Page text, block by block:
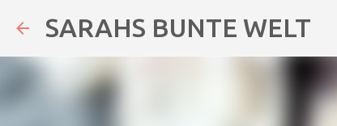
SARAHS BUNTE WELT